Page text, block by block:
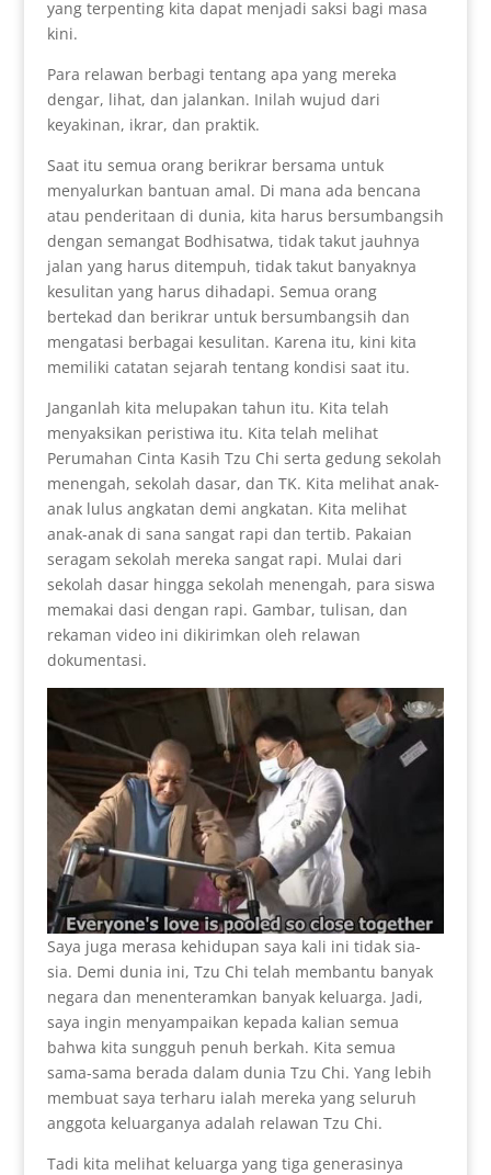
yang terpenting kita dapat menjadi saksi bagi masa
kini.
Para relawan berbagi tentang apa yang mereka
dengar, lihat, dan jalankan. Inilah wujud dari
keyakinan, ikrar, dan praktik.
Saat itu semua orang berikrar bersama untuk
menyalurkan bantuan amal. Di mana ada bencana
atau penderitaan di dunia, kita harus bersumbangsih
dengan semangat Bodhisatwa, tidak takut jauhnya
jalan yang harus ditempuh, tidak takut banyaknya
kesulitan yang harus dihadapi. Semua orang
bertekad dan berikrar untuk bersumbangsih dan
mengatasi berbagai kesulitan. Karena itu, kini kita
memiliki catatan sejarah tentang kondisi saat itu.
Janganlah kita melupakan tahun itu. Kita telah
menyaksikan peristiwa itu. Kita telah melihat
Perumahan Cinta Kasih Tzu Chi serta gedung sekolah
menengah, sekolah dasar, dan TK. Kita melihat anak-
anak lulus angkatan demi angkatan. Kita melihat
anak-anak di sana sangat rapi dan tertib. Pakaian
seragam sekolah mereka sangat rapi. Mulai dari
sekolah dasar hingga sekolah menengah, para siswa
memakai dasi dengan rapi. Gambar, tulisan, dan
rekaman video ini dikirimkan oleh relawan
dokumentasi.
Saya juga merasa kehidupan saya kali ini tidak sia-
sia. Demi dunia ini, Tzu Chi telah membantu banyak
negara dan menenteramkan banyak keluarga. Jadi,
saya ingin menyampaikan kepada kalian semua
bahwa kita sungguh penuh berkah. Kita semua
sama-sama berada dalam dunia Tzu Chi. Yang lebih
membuat saya terharu ialah mereka yang seluruh
anggota keluarganya adalah relawan Tzu Chi.
Tadi kita melihat keluarga yang tiga generasinya